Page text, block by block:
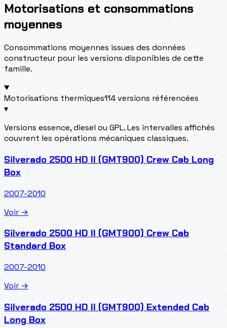
Motorisations et consommations
moyennes
Consommations moyennes issues des données
constructeur pour les versions disponibles de cette
famille.
Motorisations thermiques114 versions référencées
▾
Versions essence, diesel ou GPL. Les intervalles affichés
couvrent les opérations mécaniques classiques.
Silverado 2500 HD II (GMT900) Crew Cab Long
Box
2007-2010
Voir →
Silverado 2500 HD II (GMT900) Crew Cab
Standard Box
2007-2010
Voir →
Silverado 2500 HD II (GMT900) Extended Cab
Long Box